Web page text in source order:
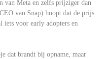
van Meta en zelfs prijziger dan
van Snap) hoopt dat de prijs
voor early adopters en
dat brandt bij opname, maar